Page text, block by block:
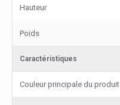
Hauteur
Poids
Caractéristiques
Couleur principale du produit